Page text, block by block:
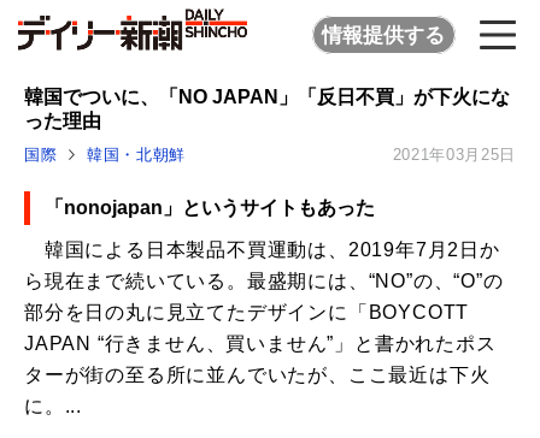
情報提供する
韓国でついに、「NO JAPAN」「反日不買」が下火にな
った理由
国際 韓国・北朝鮮 2021年03月25日
「nonojapan」というサイトもあった
韓国による日本製品不買運動は、2019年7月2日か
ら現在まで続いている。最盛期には、“NO”の、“O”の
部分を日の丸に見立てたデザインに「BOYCOTT
JAPAN “行きません、買いません”」と書かれたポス
ターが街の至る所に並んでいたが、ここ最近は下火
に。...